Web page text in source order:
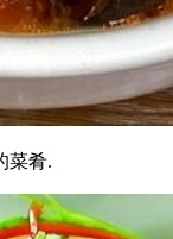
菜肴.